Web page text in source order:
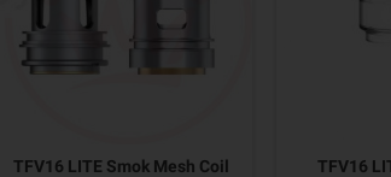
TFV16 LITE Smok Mesh Coil
TFV16